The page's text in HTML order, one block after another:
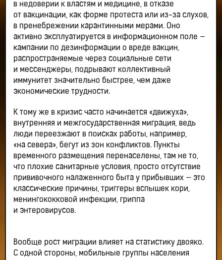
в недоверии к властям и медицине, в отказе
от вакцинации, как форме протеста или из-за слухов,
в пренебрежении карантинными мерами. Оно
активно эксплуатируется в информационном поле —
кампании по дезинформации о вреде вакцин,
распространяемые через социальные сети
и мессенджеры, подрывают коллективный
иммунитет значительно быстрее, чем даже
экономические трудности.
К тому же в кризис часто начинается «движуха»,
внутренняя и межгосударственная миграция, ведь
люди переезжают в поисках работы, например,
«на севера», бегут из зон конфликтов. Пункты
временного размещения перенаселены, там не то,
что плохие санитарные условия, просто отсутствие
прививочного налаженного быта у прибывших — это
классические причины, триггеры вспышек кори,
менингококковой инфекции, гриппа
и энтеровирусов.
Вообще рост миграции влияет на статистику двояко.
С одной стороны, мобильные группы населения